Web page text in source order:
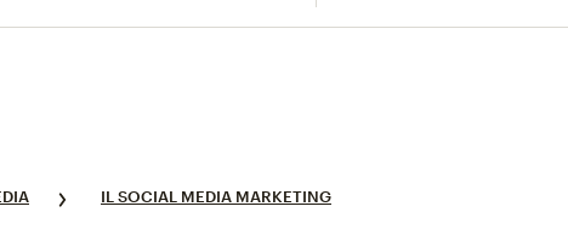
IL SOCIAL MEDIA MARKETING